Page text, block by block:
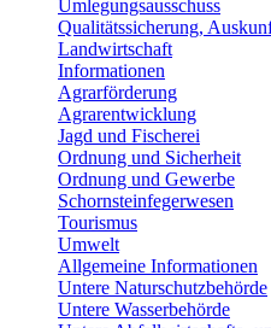
Umlegungsausschuss
Qualitätssicherung,
Landwirtschaft
Informationen
Agrarförderung
Agrarentwicklung
Jagd und Fischerei
Ordnung und Sicherheit
Ordnung und Gewerbe
Schornsteinfegerwesen
Tourismus
Umwelt
Allgemeine Informationen
Untere Naturschutzbehörde
Untere Wasserbehörde